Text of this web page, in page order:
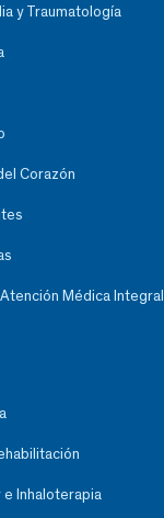
y Traumatología
Corazón
Médica Integral
e Inhaloterapia